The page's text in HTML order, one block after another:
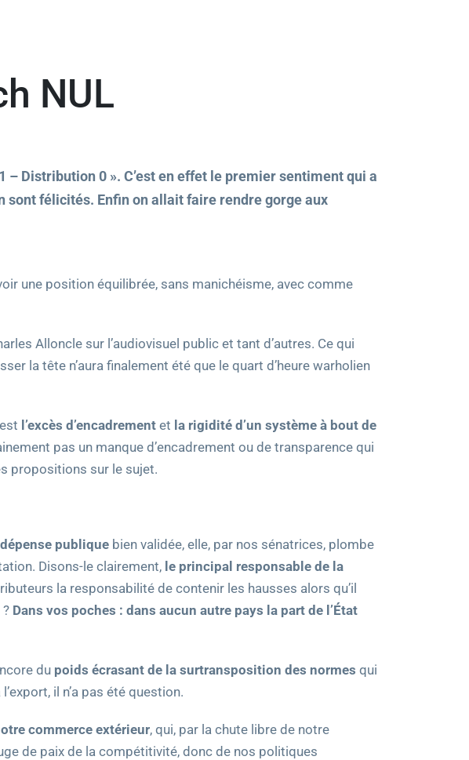
NUL
Distribution 0 ». C’est en effet le premier sentiment qui a
sont félicités. Enfin on allait faire rendre gorge aux
une position équilibrée, sans manichéisme, avec comme
Alloncle sur l’audiovisuel public et tant d’autres. Ce qui
la tête n’aura finalement été que le quart d’heure warholien
l’excès d’encadrement et la rigidité d’un système à bout de
pas un manque d’encadrement ou de transparence qui
propositions sur le sujet.
publique bien validée, elle, par nos sénatrices, plombe
Disons-le clairement, le principal responsable de la
la responsabilité de contenir les hausses alors qu’il
Dans vos poches : dans aucun autre pays la part de l’État
du poids écrasant de la surtransposition des normes qui
il n’a pas été question.
commerce extérieur, qui, par la chute libre de notre
de paix de la compétitivité, donc de nos politiques